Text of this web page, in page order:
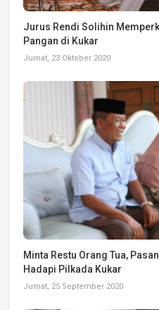
Jurus Rendi Solihin
Pangan di Kukar
Jumat, 23 Oktober 2020
Minta Restu Orang Tua,
Hadapi Pilkada Kukar
Jumat, 25 September 2020